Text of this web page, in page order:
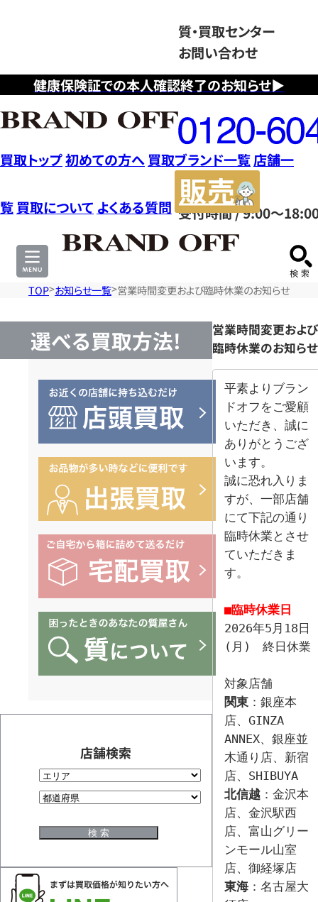
健康保険証での本人確認終了のお知らせ▶
質・買取センター
お問い合わせ
フ
リ
ー
ダ
イ
ヤ
ル
0120604117
受付時間 / 9:00～
買取トップ初めての方へ 買取ブランド一覧店舗一
覧 買取について よくある質問
サ
TOP お知らせ一覧 営業時間変更および臨時休業のお知らせ
選べる買取方法!
店舗検索
営業時間変更および
臨時休業のお知らせ
平素よりブラン
ドオフをご愛顧
いただき、誠に
ありがとうござ
います。
誠に恐れ入りま
すが、一部店舗
にて下記の通り
臨時休業とさせ
ていただきま
す。
■臨時休業日
2026年5月18日
(月)　終日休業
関東 ：銀座本
店、GINZA
ANNEX、銀座並
木通り店、新宿
北信越 ：金沢本
店、金沢駅西
店、富山グリー
ンモール山室
東海 ：名古屋大